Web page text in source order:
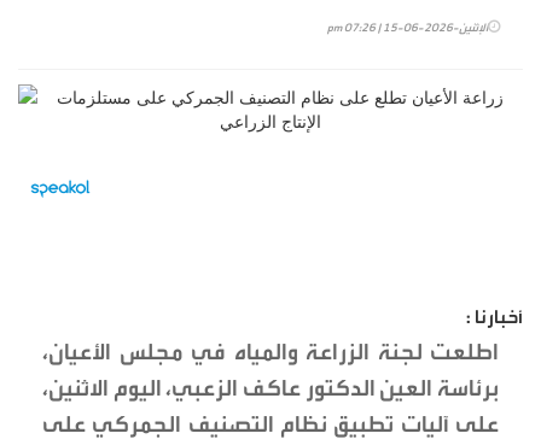
الإثنين-2026-06-15 | 07:26 pm
أخبارنا :
اطلعت لجنة الزراعة والمياه في مجلس الأعيان،
برئاسة العين الدكتور عاكف الزعبي، اليوم الاثنين،
على آليات تطبيق نظام التصنيف الجمركي على